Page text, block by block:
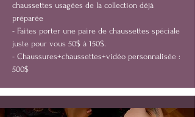
chaussettes usagées de la collection déjà
préparée
- Faites porter une paire de chaussettes spéciale
juste pour vous 50$ à 150$.
- Chaussures+chaussettes+vidéo personnalisée :
500$